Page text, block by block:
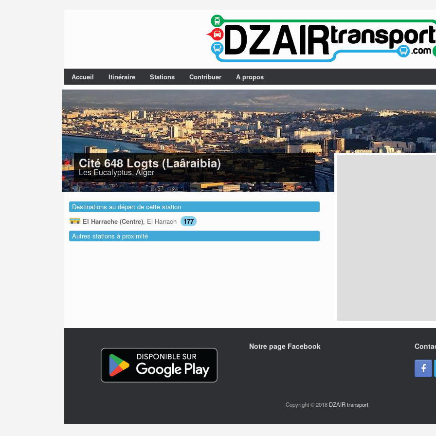
Accueil Itinéraire Stations Contribuer A propos
Cité 648 Logts (Laâraibia)
Les Eucalyptus, Alger
Destinations au départ de cette station
El Harrache (Centre), El Harrach
177
Autres stations à proximité
Notre page Facebook
Copyright © 2018 DZAIR transport